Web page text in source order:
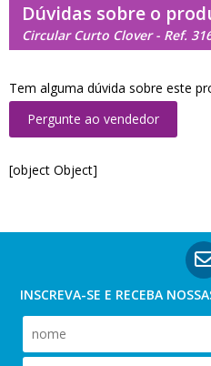
Dúvidas sobre o
Circular Curto Clover - Ref.
Tem alguma dúvida sobre este
Pergunte ao vendedor
[object Object]
INSCREVA-SE E RECEBA